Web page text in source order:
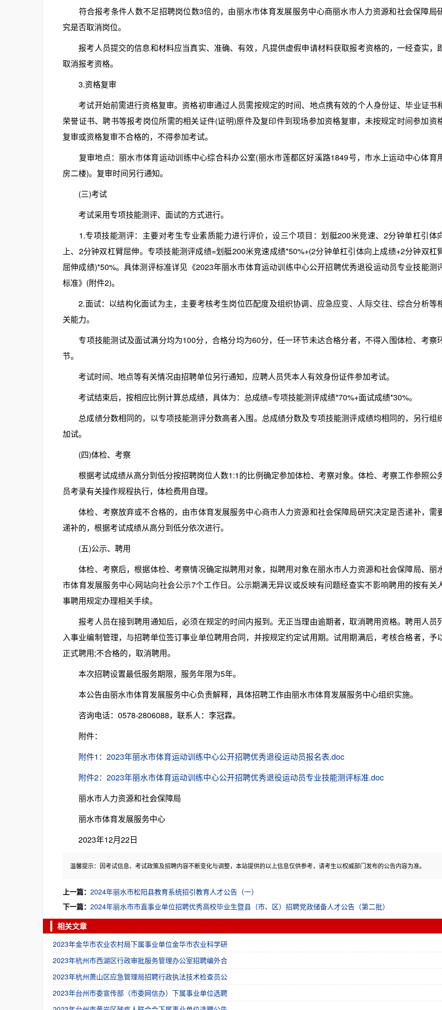
符合报考条件人数不足招聘岗位数3倍的，由丽水市体育发展服务中心商丽水市人力资源和社会保障局
究是否取消岗位。
报考人员提交的信息和材料应当真实、准确、有效，凡提供虚假申请材料获取报考资格的，一经查实，
取消报考资格。
3.资格复审
考试开始前需进行资格复审。资格初审通过人员需按规定的时间、地点携有效的个人身份证、毕业证书
荣誉证书、聘书等报考岗位所需的相关证件(证明)原件及复印件到现场参加资格复审，未按规定时间参加资
复审或资格复审不合格的，不得参加考试。
复审地点：丽水市体育运动训练中心综合科办公室(丽水市莲都区好溪路1849号，市水上运动中心体育
房二楼)。复审时间另行通知。
(三)考试
考试采用专项技能测评、面试的方式进行。
1.专项技能测评：主要对考生专业素质能力进行评价，设三个项目：划艇200米竞速、2分钟单杠引体
上、2分钟双杠臂屈伸。专项技能测评成绩=划艇200米竞速成绩*50%+(2分钟单杠引体向上成绩+2分钟双杠
屈伸成绩)*50%。具体测评标准详见《2023年丽水市体育运动训练中心公开招聘优秀退役运动员专业技能测
标准》(附件2)。
2.面试：以结构化面试为主，主要考核考生岗位匹配度及组织协调、应急应变、人际交往、综合分析等
关能力。
专项技能测试及面试满分均为100分，合格分均为60分，任一环节未达合格分者，不得入围体检、考察
节。
考试时间、地点等有关情况由招聘单位另行通知，应聘人员凭本人有效身份证件参加考试。
考试结束后，按相应比例计算总成绩，具体为：总成绩=专项技能测评成绩*70%+面试成绩*30%。
总成绩分数相同的，以专项技能测评分数高者入围。总成绩分数及专项技能测评成绩均相同的，另行组
加试。
(四)体检、考察
根据考试成绩从高分到低分按招聘岗位人数1:1的比例确定参加体检、考察对象。体检、考察工作参照公
员考录有关操作规程执行，体检费用自理。
体检、考察放弃或不合格的，由市体育发展服务中心商市人力资源和社会保障局研究决定是否递补，需
递补的，根据考试成绩从高分到低分依次进行。
(五)公示、聘用
体检、考察后，根据体检、考察情况确定拟聘用对象，拟聘用对象在丽水市人力资源和社会保障局、丽
市体育发展服务中心网站向社会公示7个工作日。公示期满无异议或反映有问题经查实不影响聘用的按有关
事聘用规定办理相关手续。
报考人员在接到聘用通知后，必须在规定的时间内报到。无正当理由逾期者，取消聘用资格。聘用人员
入事业编制管理，与招聘单位签订事业单位聘用合同，并按规定约定试用期。试用期满后，考核合格者，予
正式聘用;不合格的，取消聘用。
本次招聘设置最低服务期限，服务年限为5年。
本公告由丽水市体育发展服务中心负责解释，具体招聘工作由丽水市体育发展服务中心组织实施。
咨询电话：0578-2806088，联系人：李冠霖。
附件：
附件1：2023年丽水市体育运动训练中心公开招聘优秀退役运动员报名表.doc
附件2：2023年丽水市体育运动训练中心公开招聘优秀退役运动员专业技能测评标准.doc
丽水市人力资源和社会保障局
丽水市体育发展服务中心
2023年12月22日
温馨提示：因考试信息、考试政策及招聘内容不断变化与调整，本站提供的以上信息仅供参考，请考生以权威部门发布的公告内容为准。
上一篇： 2024年丽水市松阳县教育系统招引教育人才公告（一）
下一篇： 2024年丽水市市直事业单位招聘优秀高校毕业生暨县（市、区）招聘党政储备人才公告（第二批）
相关文章
2023年金华市农业农村局下属事业单位金华市农业科学研
2023年杭州市西湖区行政审批服务管理办公室招聘编外合
2023年杭州萧山区应急管理局招聘行政执法技术检查员公
2023年台州市委宣传部（市委网信办）下属事业单位选聘